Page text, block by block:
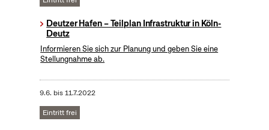
Deutzer Hafen – Teilplan Infrastruktur in Köln-
Deutz
Informieren Sie sich zur Planung und geben Sie eine
Stellungnahme ab.
9.6. bis11.7.2022
Eintritt frei